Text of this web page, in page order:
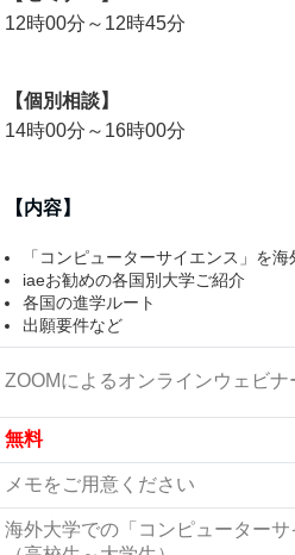
12時00分～12時45分
【個別相談】
14時00分～16時00分
【内容】
「コンピューターサイエンス」を
iaeお勧めの各国別大学ご紹介
各国の進学ルート
出願要件など
ZOOMによるオンラインウェビナ
無料
メモをご用意ください
海外大学での「コンピューター